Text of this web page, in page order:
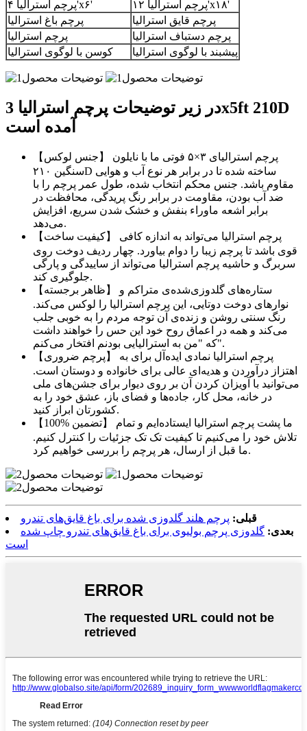
پرچم استرالیا ۴'x۶'
پرچم استرالیا ۱۲'x۱۸'
پرچم باغ استرالیا
پرچم قایق استرالیا
پرچم استرالیا
پرچم دستباف استرالیا
کوسن با لوگوی استرالیا
پیشبند با لوگوی استرالیا
در زیر توضیحات پرچم استرالیا 3x5ft 210D
آمده است
【جنس لوکس】 پرچم استرالیای ۳×۵ فوتی ما با نایلون
سنگین ۲۱۰D ساخته شده تا در برابر هر نوع آب و هوایی
مقاوم باشد. جنس محکم انتخاب شده، طول عمر پرچم را با
ضد آب بودن، مقاومت در برابر رنگ پریدگی، محافظت در
برابر اشعه ماوراء بنفش و خشک شدن سریع، افزایش
می‌دهد.
【کیفیت ساخت】 پرچم استرالیا می‌تواند به اندازه کافی
قوی باشد تا پرچم زیبا را دوام بیاورد. چهار ردیف دوخت روی
سربرگ و حاشیه پرچم استرالیا می‌تواند از ساییدگی و پارگی
جلوگیری کند.
【ظاهر برجسته】 ستاره‌های گلدوزی‌شده‌ی متراکم و
نوارهای دوخت دوتایی، این پرچم استرالیا را لوکس می‌کند.
رنگ سنتی روشن و زنده‌ی آن توجه مردم را به خوبی جلب
می‌کند و همه در اعماق روح خود این حس را خواهند داشت
که "من به استرالیایی بودنم افتخار می‌کنم".
【پرچم ضروری】 پرچم استرالیا نمادی ایده‌آل برای به
اهتزاز درآوردن و هدیه‌ای عالی برای خانواده و دوستان است.
می‌توانید با آویزان کردن آن بر روی دیوار برای جشن‌های ملی
در خانه، محل کار، جاده‌ها و فضای باز، عشق خود را به
کشورتان ابراز کنید.
【100% تضمین】 ما پشت پرچم استرالیا ایستاده‌ایم و تمام
تلاش خود را می‌کنیم تا کیفیت تک تک جزئیات را کنترل کنیم.
ما قبل از ارسال، هر پرچم را بررسی خواهیم کرد.
قبلی: پرچم هلند گلدوزی شده برای باغ قایق‌های تندرو
بعدی: گلدوزی پرچم بولیوی برای باغ قایق‌های تندرو چاپ شده
است